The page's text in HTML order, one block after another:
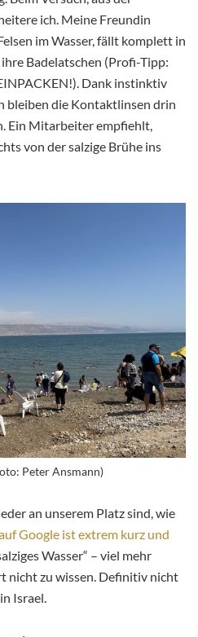
ich. Meine Freundin
im Wasser, fällt komplett in
Badelatschen (Profi-Tipp:
Dank instinktiv
bleiben die Kontaktlinsen drin
Ein Mitarbeiter empfiehlt,
von der salzige Brühe ins
Peter Ansmann)
an unserem Platz sind, wie
Google ist extrem kurz und
Wasser“ – viel mehr
nicht zu wissen. Definitiv nicht
Israel.